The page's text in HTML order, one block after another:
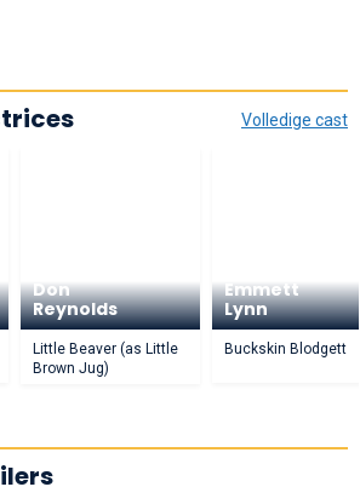
Volledige cast
Don
Reynolds
Little Beaver (as Little
Brown Jug)
Emmett
Lynn
Buckskin Blodgett